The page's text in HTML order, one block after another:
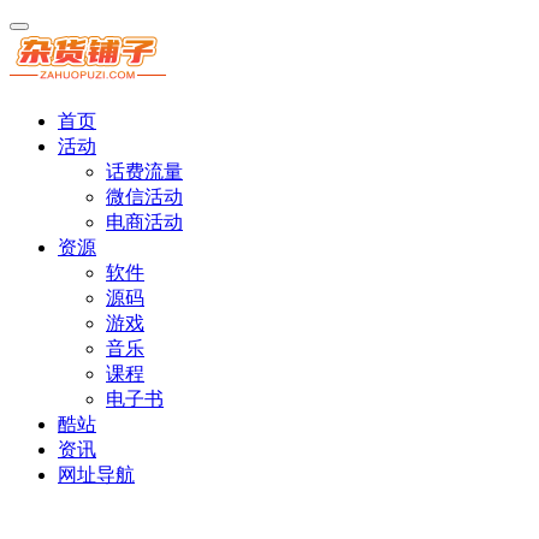
首页
活动
话费流量
微信活动
电商活动
资源
软件
源码
游戏
音乐
课程
电子书
酷站
资讯
网址导航